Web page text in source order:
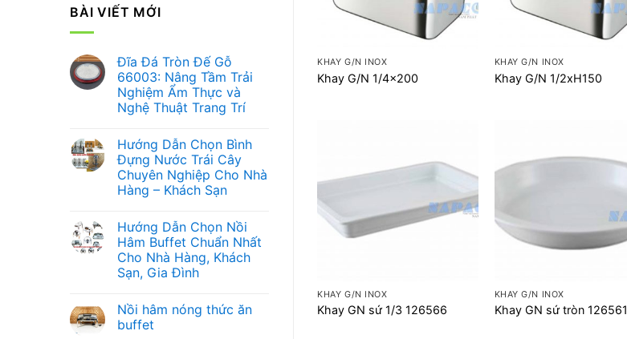
BÀI VIẾT MỚI
Đĩa Đá Tròn Đế Gỗ
66003: Nâng Tầm Trải
Nghiệm Ẩm Thực và
Nghệ Thuật Trang Trí
bình
luận
ở
Đĩa
Đá
Tròn
66003:
Nâng
Tầm
Trải
Nghiệm
Ẩm
Nghệ
Thuật
Trang
Hướng Dẫn Chọn Bình
Đựng Nước Trái Cây
Chuyên Nghiệp Cho Nhà
Hàng – Khách Sạn
bình
luận
ở
Hướng
Dẫn
Chọn
Nước
Trái
Cây
Hướng Dẫn Chọn Nồi
Hâm Buffet Chuẩn Nhất
Cho Nhà Hàng, Khách
Sạn, Gia Đình
bình
luận
ở
Nồi hâm nóng thức ăn
buffet
KHAY G/N INOX
Khay G/N 1/4×200
KHAY G/N INOX
Khay G/N 1/2xH150
KHAY G/N INOX
Khay GN sứ 1/3 126566
KHAY G/N INOX
Khay GN sứ tròn 126561